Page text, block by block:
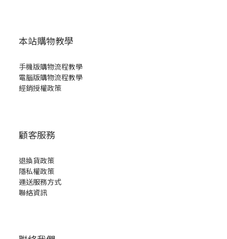
本站購物教學
手機版購物流程教學
電腦版購物流程教學
經銷授權政策
顧客服務
退換貨政策
隱私權政策
運送服務方式
聯絡資訊